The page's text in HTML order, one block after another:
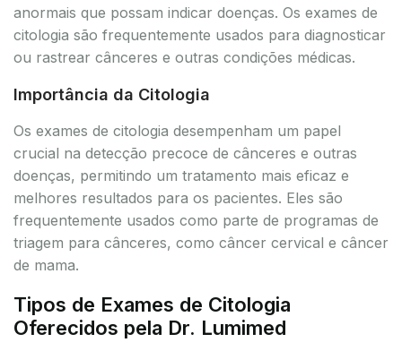
anormais que possam indicar doenças. Os exames de
citologia são frequentemente usados para diagnosticar
ou rastrear cânceres e outras condições médicas.
Importância da Citologia
Os exames de citologia desempenham um papel
crucial na detecção precoce de cânceres e outras
doenças, permitindo um tratamento mais eficaz e
melhores resultados para os pacientes. Eles são
frequentemente usados como parte de programas de
triagem para cânceres, como câncer cervical e câncer
de mama.
Tipos de Exames de Citologia
Oferecidos pela Dr. Lumimed